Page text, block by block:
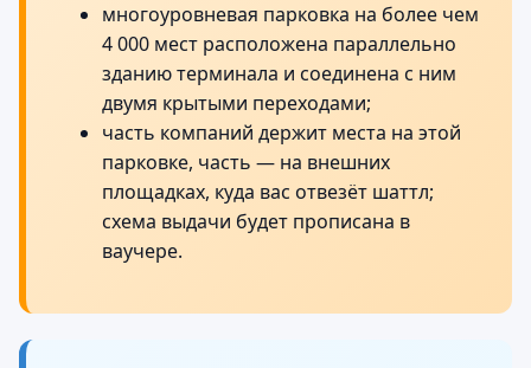
многоуровневая парковка на более чем
4 000 мест расположена параллельно
зданию терминала и соединена с ним
двумя крытыми переходами;
часть компаний держит места на этой
парковке, часть — на внешних
площадках, куда вас отвезёт шаттл;
схема выдачи будет прописана в
ваучере.